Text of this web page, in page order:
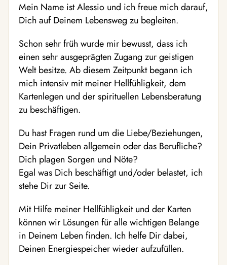
Mein Name ist Alessio und ich freue mich darauf,
Dich auf Deinem Lebensweg zu begleiten.
Schon sehr früh wurde mir bewusst, dass ich
einen sehr ausgeprägten Zugang zur geistigen
Welt besitze. Ab diesem Zeitpunkt begann ich
mich intensiv mit meiner Hellfühligkeit, dem
Kartenlegen und der spirituellen Lebensberatung
zu beschäftigen.
Du hast Fragen rund um die Liebe/Beziehungen,
Dein Privatleben allgemein oder das Berufliche?
Dich plagen Sorgen und Nöte?
Egal was Dich beschäftigt und/oder belastet, ich
stehe Dir zur Seite.
Mit Hilfe meiner Hellfühligkeit und der Karten
können wir Lösungen für alle wichtigen Belange
in Deinem Leben finden. Ich helfe Dir dabei,
Deinen Energiespeicher wieder aufzufüllen.